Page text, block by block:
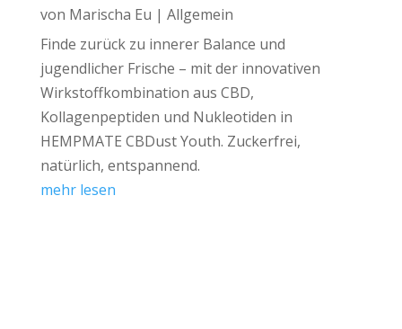
von Marischa Eu | Allgemein
Finde zurück zu innerer Balance und
jugendlicher Frische – mit der innovativen
Wirkstoffkombination aus CBD,
Kollagenpeptiden und Nukleotiden in
HEMPMATE CBDust Youth. Zuckerfrei,
natürlich, entspannend.
mehr lesen